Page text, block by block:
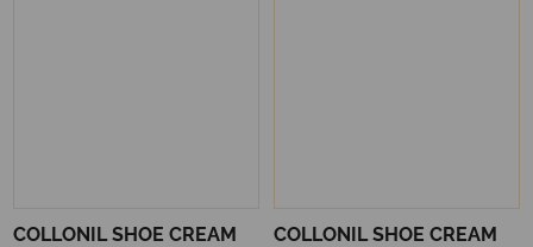
COLLONIL SHOE CREAM
COLLONIL SHOE CREAM